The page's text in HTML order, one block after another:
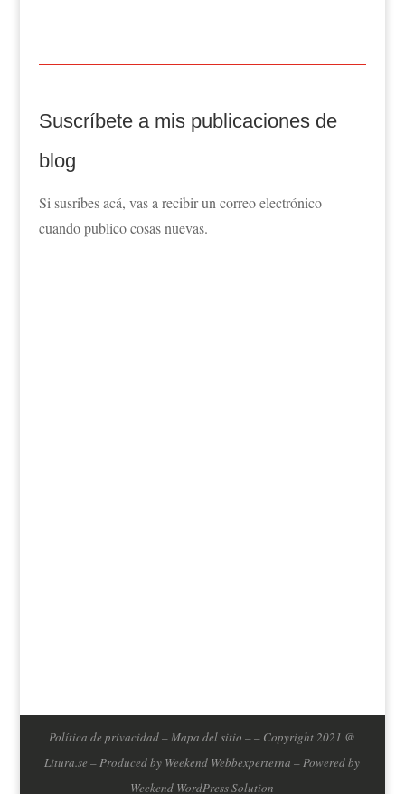
Suscríbete a mis publicaciones de
blog
Si susribes acá, vas a recibir un correo electrónico
cuando publico cosas nuevas.
Política de privacidad–Mapa del sitio –– Copyright 2021 @
Litura.se – Produced by Weekend Webbexperterna – Powered by
Weekend WordPress Solution